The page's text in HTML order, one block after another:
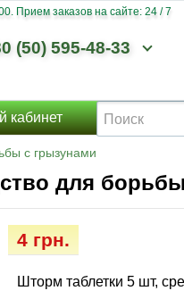
Прием заказов на сайте: 24 / 7
(50) 595-48-33
кабинет
с грызунами
для
4 грн.
Шторм таблетки 5 шт,